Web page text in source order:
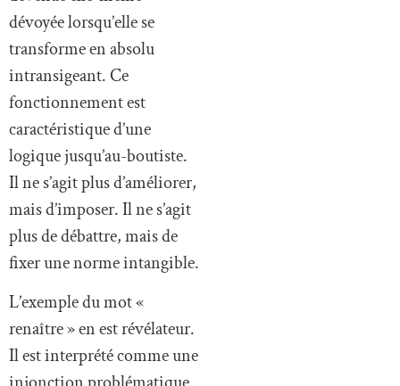
dévoyée lorsqu’elle se
transforme en absolu
intransigeant. Ce
fonctionnement est
caractéristique d’une
logique jusqu’au-boutiste.
Il ne s’agit plus d’améliorer,
mais d’imposer. Il ne s’agit
plus de débattre, mais de
fixer une norme intangible.
L’exemple du mot «
renaître » en est révélateur.
Il est interprété comme une